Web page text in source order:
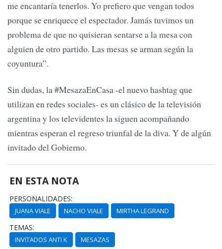
me encantaría tenerlos. Yo prefiero que vengan todos
porque se enriquece el espectador. Jamás tuvimos un
problema de que no quisieran sentarse a la mesa con
alguien de otro partido. Las mesas se arman según la
coyuntura”.
Sin dudas, la #MesazaEnCasa -el nuevo hashtag que
utilizan en redes sociales- es un clásico de la televisión
argentina y los televidentes la siguen acompañando
mientras esperan el regreso triunfal de la diva. Y de algún
invitado del Gobierno.
EN ESTA NOTA
PERSONALIDADES:
JUANA VIALE NACHO VIALE MIRTHA LEGRAND
TEMAS:
INVITADOS ANTI K MESAZAS